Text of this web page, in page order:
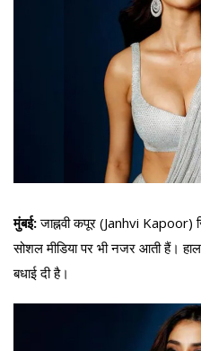
मुंबई:जाह्नवी कपूर (Janhvi Kapoor)
सोशल मीडिया पर भी नजर आती हैं।
बधाई दी है।